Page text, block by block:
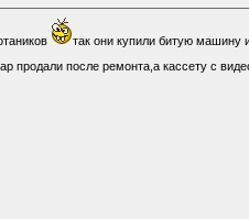
так они купили битую машину
продали после ремонта,а кассету с